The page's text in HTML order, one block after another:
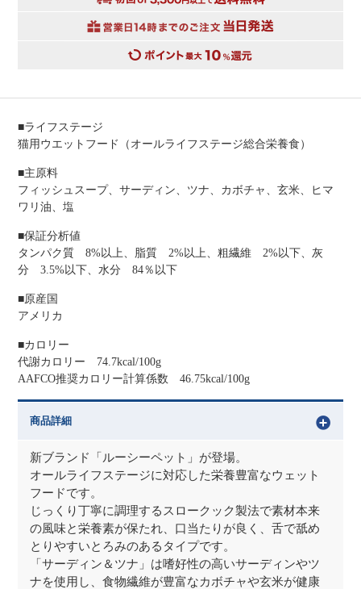
■ライフステージ
猫用ウエットフード（オールライフステージ総合栄養食）
■主原料
フィッシュスープ、サーディン、ツナ、カボチャ、玄米、ヒマ
ワリ油、塩
■保証分析値
タンパク質 8%以上、脂質 2%以上、粗繊維 2%以下、灰
分 3.5%以下、水分 84％以下
■原産国
アメリカ
■カロリー
代謝カロリー 74.7kcal/100g
AAFCO推奨カロリー計算係数 46.75kcal/100g
商品詳細
新ブランド「ルーシーペット」が登場。
オールライフステージに対応した栄養豊富なウェット
フードです。
じっくり丁寧に調理するスロークック製法で素材本来
の風味と栄養素が保たれ、口当たりが良く、舌で舐め
とりやすいとろみのあるタイプです。
「サーディン＆ツナ」は嗜好性の高いサーディンやツ
ナを使用し、食物繊維が豊富なカボチャや玄米が健康